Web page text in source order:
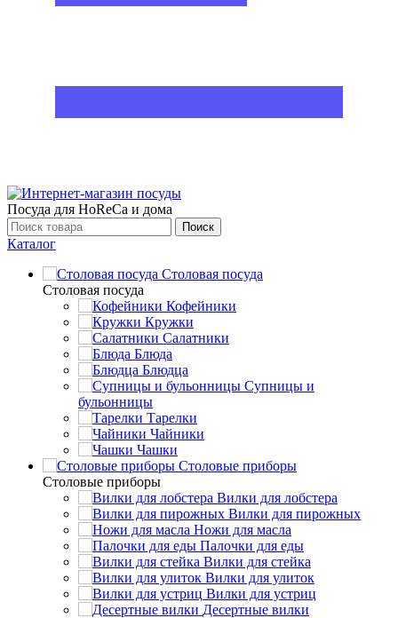
Посуда для HoReCa и дома
Поиск
Каталог
Столовая посуда
Столовая посуда
Кофейники
Кружки
Салатники
Блюда
Блюдца
Супницы и
бульонницы
Тарелки
Чайники
Чашки
Cтоловые приборы
Cтоловые приборы
Вилки для лобстера
Вилки для пирожных
Ножи для масла
Палочки для еды
Вилки для стейка
Вилки для улиток
Вилки для устриц
Десертные вилки